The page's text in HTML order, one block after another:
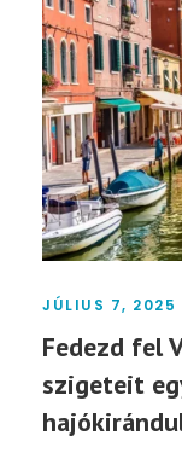
JÚLIUS 7, 2025
Fedezd fel
szigeteit